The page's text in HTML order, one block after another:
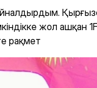
жол ашқан
рақмет